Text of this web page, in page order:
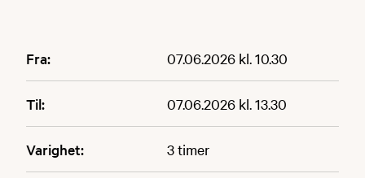
Fra: 07.06.2026 kl. 10.30
Til: 07.06.2026 kl. 13.30
Varighet: 3 timer